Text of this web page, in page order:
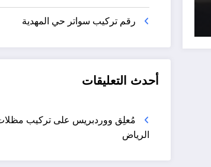
رقم تركيب سواتر حي المهدية
أحدث التعليقات
مُعلِق ووردبريس علىتركيب
الرياض